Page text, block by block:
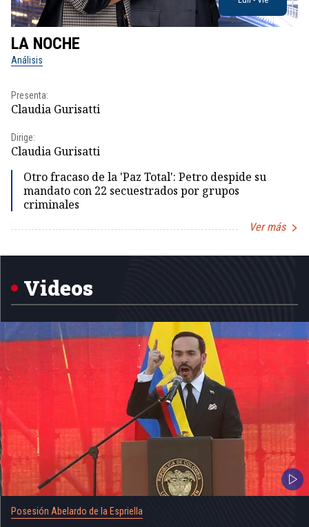
LA NOCHE
Análisis
Presenta:
Claudia Gurisatti
Dirige:
Claudia Gurisatti
Otro fracaso de la 'Paz Total': Petro despide su
mandato con 22 secuestrados por grupos
criminales
Ver más
1
Videos
Posesión Abelardo de la Espriella